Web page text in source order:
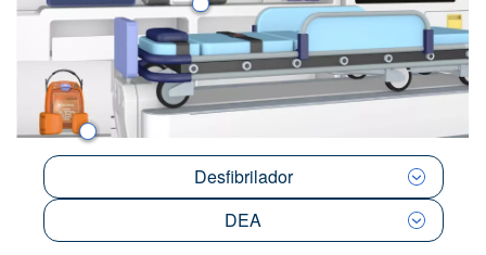
Desfibrilador
DEA